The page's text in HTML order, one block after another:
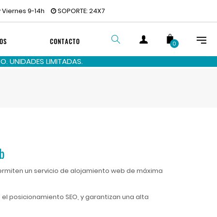
Viernes 9-14h SOPORTE: 24X7
CONTACTO 0
UNIDADES LIMITADAS.
un servicio de alojamiento web de máxima
posicionamiento SEO, y garantizan una alta